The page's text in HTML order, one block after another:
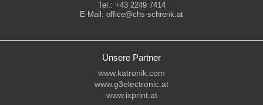
Tel.: +43 2249 7414
E-Mail: office@chs-schrenk.at
Unsere Partner
www.katronik.com
www.g3electronic.at
www.ixprint.at